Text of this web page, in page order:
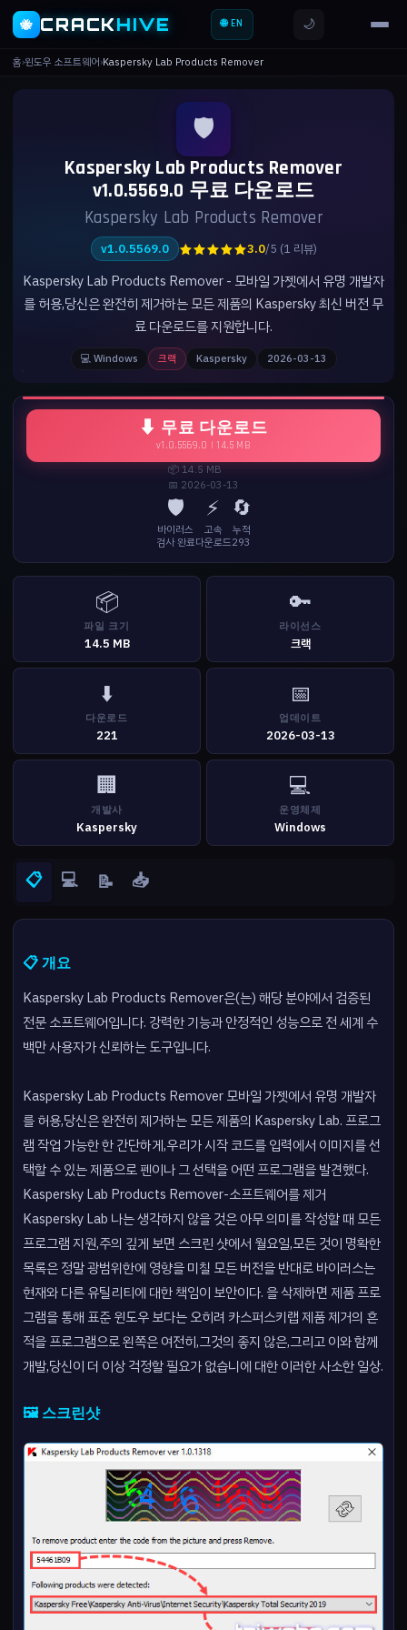
🐝 CRACKHIVE 🌐 EN 🌙
홈›윈도우 소프트웨어›Kaspersky Lab Products Remover
🛡️
Kaspersky Lab Products Remover
v1.0.5569.0 무료 다운로드
Kaspersky Lab Products Remover
v1.0.5569.0 ★★★★★3.0/5 (1 리뷰)
Kaspersky Lab Products Remover - 모바일 가젯에서 유명 개발자
를 허용,당신은 완전히 제거하는 모든 제품의 Kaspersky 최신 버전 무
료 다운로드를 지원합니다.
💻 Windows 크랙 Kaspersky 2026-03-13
⬇ 무료 다운로드
v1.0.5569.0 | 14.5 MB
📦 14.5 MB
📅 2026-03-13
🛡️
바이러스
검사 완료
⚡
고속
다운로드
🔄
누적
293
📦
파일 크기
14.5 MB
🔑
라이선스
크랙
⬇️
다운로드
221
📅
업데이트
2026-03-13
🏢
개발사
Kaspersky
💻
운영체제
Windows
📋 💻 📝 📥
📋 개요
Kaspersky Lab Products Remover은(는) 해당 분야에서 검증된
전문 소프트웨어입니다. 강력한 기능과 안정적인 성능으로 전 세계 수
백만 사용자가 신뢰하는 도구입니다.
Kaspersky Lab Products Remover 모바일 가젯에서 유명 개발자
를 허용,당신은 완전히 제거하는 모든 제품의 Kaspersky Lab. 프로그
램 작업 가능한 한 간단하게,우리가 시작 코드를 입력에서 이미지를 선
택할 수 있는 제품으로 펜이나 그 선택을 어떤 프로그램을 발견했다.
Kaspersky Lab Products Remover-소프트웨어를 제거
Kaspersky Lab 나는 생각하지 않을 것은 아무 의미를 작성할 때 모든
프로그램 지원,주의 깊게 보면 스크린 샷에서 월요일,모든 것이 명확한
목록은 정말 광범위한에 영향을 미칠 모든 버전을 반대로 바이러스는
현재와 다른 유틸리티에 대한 책임이 보안이다. 을 삭제하면 제품 프로
그램을 통해 표준 윈도우 보다는 오히려 카스퍼스키랩 제품 제거의 흔
적을 프로그램으로 왼쪽은 여전히,그것의 좋지 않은,그리고 이와 함께
개발,당신이 더 이상 걱정할 필요가 없습니에 대한 이러한 사소한 일상.
🖼️ 스크린샷